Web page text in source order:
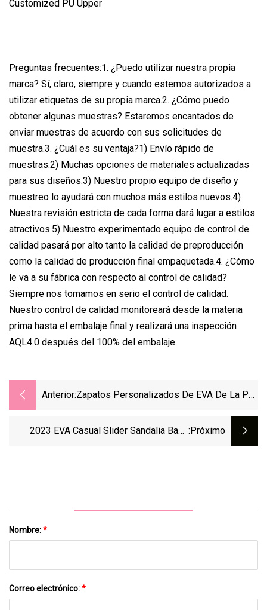
Preguntas frecuentes:1. ¿Puedo utilizar nuestra propia
marca? Sí, claro, siempre y cuando estemos autorizados a
utilizar etiquetas de su propia marca.2. ¿Cómo puedo
obtener algunas muestras? Estaremos encantados de
enviar muestras de acuerdo con sus solicitudes de
muestra.3. ¿Cuál es su ventaja?1) Envío rápido de
muestras.2) Muchas opciones de materiales actualizadas
para sus diseños.3) Nuestro propio equipo de diseño y
muestreo lo ayudará con muchos más estilos nuevos.4)
Nuestra revisión estricta de cada forma dará lugar a estilos
atractivos.5) Nuestro experimentado equipo de control de
calidad pasará por alto tanto la calidad de preproducción
como la calidad de producción final empaquetada.4. ¿Cómo
le va a su fábrica con respecto al control de calidad?
Siempre nos tomamos en serio el control de calidad.
Nuestro control de calidad monitoreará desde la materia
prima hasta el embalaje final y realizará una inspección
AQL4.0 después del 100% del embalaje.
Anterior:Zapatos Personalizados De EVA De La PU
Sandalia De La Diapositiva De Los
2023 EVA Casual Slider Sandalia Baño :próximo
Nombre:*
Correo electrónico:*